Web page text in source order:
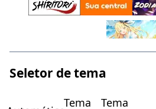
Seletor de tema
Tema
Tema